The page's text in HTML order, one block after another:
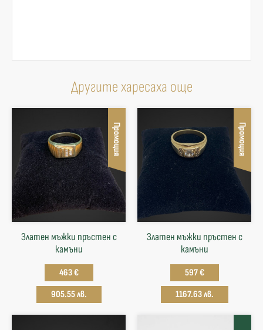
Другите харесаха още
Промоция
Златен мъжки пръстен с
камъни
463 €
905.55 лв.
Промоция
Златен мъжки пръстен с
камъни
597 €
1167.63 лв.